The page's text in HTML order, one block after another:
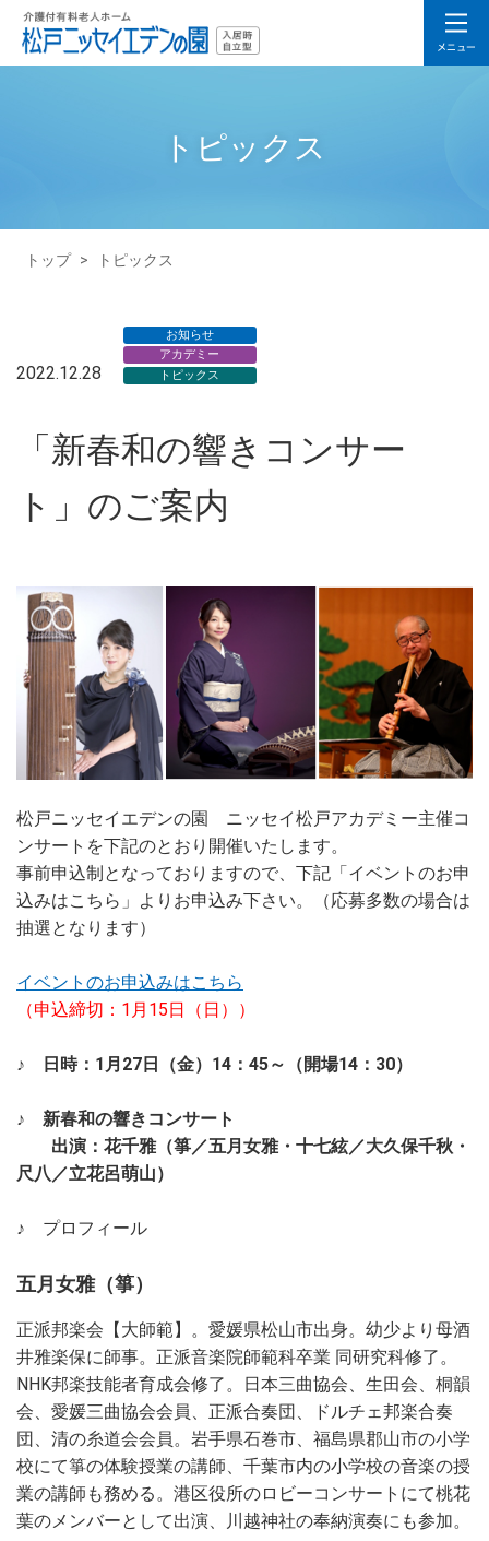
トピックス
トップ > トピックス
2022.12.28
お知らせ
アカデミー
トピックス
「新春和の響きコンサー
ト」のご案内
松戸ニッセイエデンの園 ニッセイ松戸アカデミー主催コ
ンサートを下記のとおり開催いたします。
事前申込制となっておりますので、下記「イベントのお申
込みはこちら」よりお申込み下さい。（応募多数の場合は
抽選となります）
イベントのお申込みはこちら
（申込締切：1月15日（日））
♪ 日時：1月27日（金）14：45～（開場14：30）
♪ 新春和の響きコンサート
出演：花千雅（箏／五月女雅・十七絃／大久保千秋・
尺八／立花呂萌山）
♪ プロフィール
五月女雅（箏）
正派邦楽会【大師範】。愛媛県松山市出身。幼少より母酒
井雅楽保に師事。正派音楽院師範科卒業 同研究科修了。
NHK邦楽技能者育成会修了。日本三曲協会、生田会、桐韻
会、愛媛三曲協会会員、正派合奏団、ドルチェ邦楽合奏
団、清の糸道会会員。岩手県石巻市、福島県郡山市の小学
校にて箏の体験授業の講師、千葉市内の小学校の音楽の授
業の講師も務める。港区役所のロビーコンサートにて桃花
葉のメンバーとして出演、川越神社の奉納演奏にも参加。